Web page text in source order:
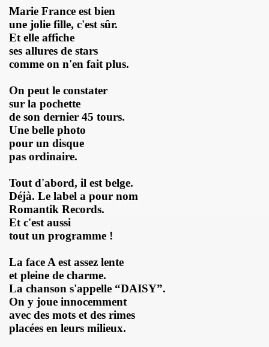
Marie France est bien
une jolie fille, c'est sûr.
Et elle affiche
ses allures de stars
comme on n'en fait plus.
On peut le constater
sur la pochette
de son dernier 45 tours.
Une belle photo
pour un disque
pas ordinaire.
Tout d'abord, il est belge.
Déjà. Le label a pour nom
Romantik Records.
Et c'est aussi
tout un programme !
La face A est assez lente
et pleine de charme.
La chanson s'appelle “DAISY”.
On y joue innocemment
avec des mots et des rimes
placées en leurs milieux.
THOURY en power rock n roll trio le 4 octobre 2024 a
conference de PATRICK "Ki-ox" CARDE (guitariste
"AJASPHERE vol. II" le 6 septembre 2024 a la
belle") et LEONARD LASRY ("Le grand danger de
"AJASPHERE VOL. II" les 6 et 27 avril 2024 + le 5 juin
Z. KAN : chronique par PATRICK EUDELINE dans
de la raya" (2024) : chronique detaillee.
en 1996 de l album "MARIE FRANCE" (paru en 1997)
par la journaliste ALIAS dans "Presto".
BIJOU (Vincent Palmer, Philippe Dauga, Dynamite Yan,
du "Aseptise Tour") + IZAE, le 6 juin 2024 au Casino
le 9 mars 2024 a la Boule noire (Paris) : compte